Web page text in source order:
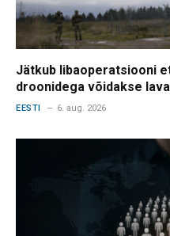
Jätkub libaoperatsiooni
droonidega võidakse
EESTI 6. aug. 2026